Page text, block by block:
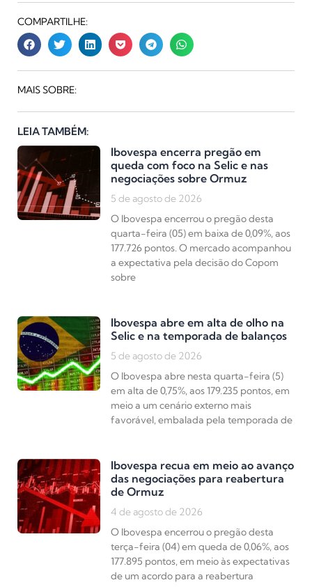
COMPARTILHE:
MAIS SOBRE:
LEIA TAMBÉM:
Ibovespa encerra pregão em
queda com foco na Selic e nas
negociações sobre Ormuz
5 de agosto de 2026
O Ibovespa encerrou o pregão desta
quarta-feira (05) em baixa de 0,09%, aos
177.726 pontos. O mercado acompanhou
a expectativa pela decisão do Copom
sobre
Ibovespa abre em alta de olho na
Selic e na temporada de balanços
5 de agosto de 2026
O Ibovespa abre nesta quarta-feira (5)
em alta de 0,75%, aos 179.235 pontos, em
meio a um cenário externo mais
favorável, embalada pela temporada de
Ibovespa recua em meio ao avanço
das negociações para reabertura
de Ormuz
4 de agosto de 2026
O Ibovespa encerrou o pregão desta
terça-feira (04) em queda de 0,06%, aos
177.895 pontos, em meio às expectativas
de um acordo para a reabertura